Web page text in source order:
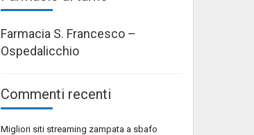
Farmacia S. Francesco –
Ospedalicchio
Commenti recenti
Migliori siti streaming zampata a sbafo